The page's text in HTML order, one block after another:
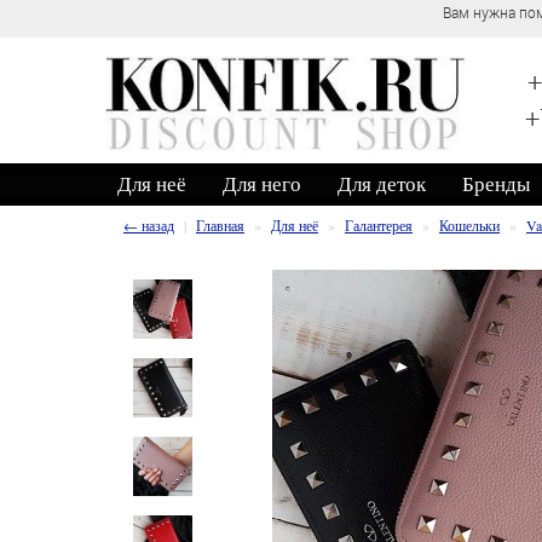
Вам нужна
Для неё Для него Для деток Бренды
← назад Главная Для неё Галантерея Кошельки